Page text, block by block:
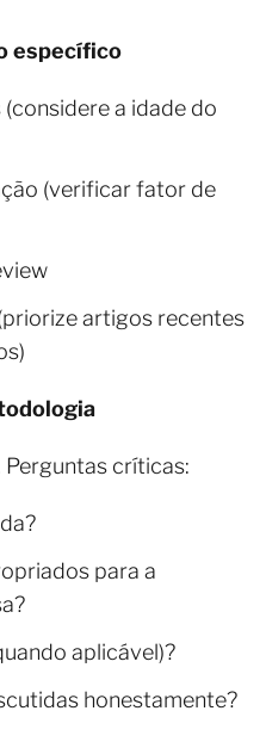
específico
a idade do
(verificar fator de
artigos recentes
Perguntas críticas:
para a
aplicável)?
honestamente?